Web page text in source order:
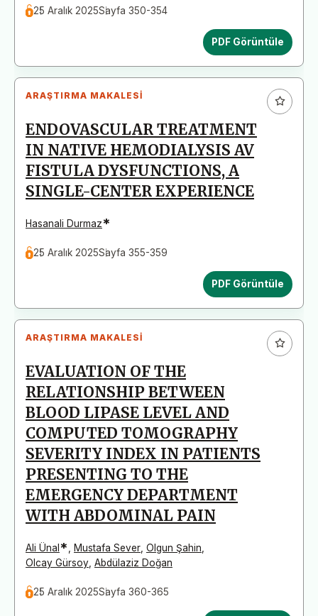
25 Aralık 2025Sayfa 350-354
PDF Görüntüle
ARAŞTIRMA MAKALESI
ENDOVASCULAR TREATMENT
IN NATIVE HEMODIALYSIS AV
FISTULA DYSFUNCTIONS, A
SINGLE-CENTER EXPERIENCE
Hasanali Durmaz*
25 Aralık 2025Sayfa 355-359
PDF Görüntüle
ARAŞTIRMA MAKALESI
EVALUATION OF THE
RELATIONSHIP BETWEEN
BLOOD LIPASE LEVEL AND
COMPUTED TOMOGRAPHY
SEVERITY INDEX IN PATIENTS
PRESENTING TO THE
EMERGENCY DEPARTMENT
WITH ABDOMINAL PAIN
Ali Ünal * Mustafa Sever Olgun Şahin
Olcay Gürsoy Abdülaziz Doğan
25 Aralık 2025Sayfa 360-365